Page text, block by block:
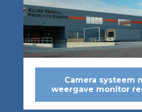
Camera systeem
weergave monitor